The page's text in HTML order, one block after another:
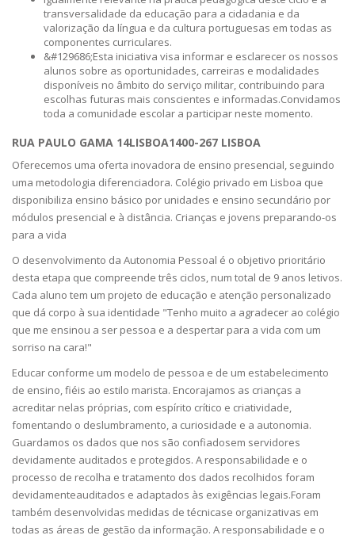
transversalidade da educação para a cidadania e da
valorização da língua e da cultura portuguesas em todas as
componentes curriculares.
&#129686;Esta iniciativa visa informar e esclarecer os nossos
alunos sobre as oportunidades, carreiras e modalidades
disponíveis no âmbito do serviço militar, contribuindo para
escolhas futuras mais conscientes e informadas.Convidamos
toda a comunidade escolar a participar neste momento.
RUA PAULO GAMA 14LISBOA1400-267 LISBOA
Oferecemos uma oferta inovadora de ensino presencial, seguindo
uma metodologia diferenciadora. Colégio privado em Lisboa que
disponibiliza ensino básico por unidades e ensino secundário por
módulos presencial e à distância. Crianças e jovens preparando-os
para a vida
O desenvolvimento da Autonomia Pessoal é o objetivo prioritário
desta etapa que compreende três ciclos, num total de 9 anos letivos.
Cada aluno tem um projeto de educação e atenção personalizado
que dá corpo à sua identidade "Tenho muito a agradecer ao colégio
que me ensinou a ser pessoa e a despertar para a vida com um
sorriso na cara!"
Educar conforme um modelo de pessoa e de um estabelecimento
de ensino, fiéis ao estilo marista. Encorajamos as crianças a
acreditar nelas próprias, com espírito crítico e criatividade,
fomentando o deslumbramento, a curiosidade e a autonomia.
Guardamos os dados que nos são confiadosem servidores
devidamente auditados e protegidos. A responsabilidade e o
processo de recolha e tratamento dos dados recolhidos foram
devidamenteauditados e adaptados às exigências legais.Foram
também desenvolvidas medidas de técnicase organizativas em
todas as áreas de gestão da informação. A responsabilidade e o